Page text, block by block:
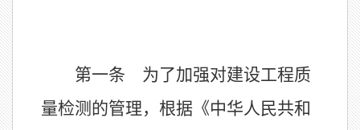
第一条 为了加强对建设工程质
量检测的管理，根据《中华人民共和